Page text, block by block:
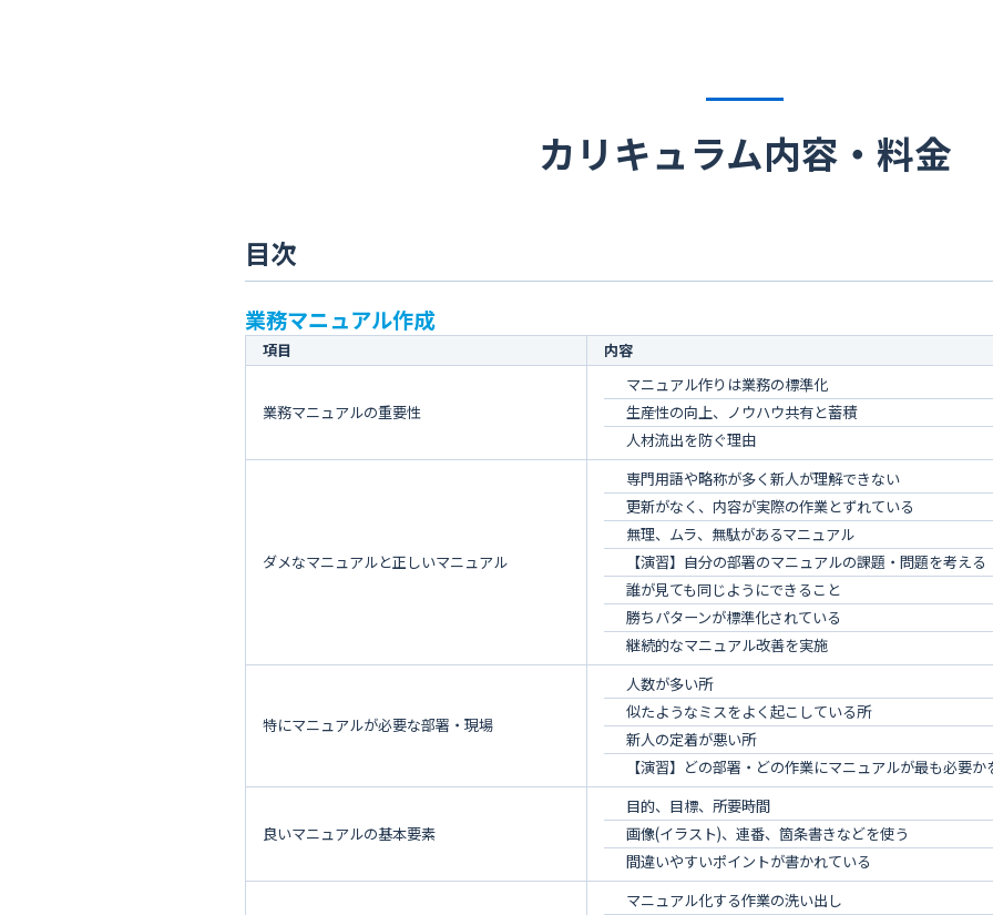
カリキュラム内容・料金
目次
業務マニュアル作成
項目 内容
業務マニュアルの重要性
マニュアル作りは業務の標準化
生産性の向上、ノウハウ共有と蓄積
人材流出を防ぐ理由
ダメなマニュアルと正しいマニュアル
専門用語や略称が多く新人が理解できない
更新がなく、内容が実際の作業とずれている
無理、ムラ、無駄があるマニュアル
【演習】自分の部署のマニュアルの課題・問題を考える
誰が見ても同じようにできること
勝ちパターンが標準化されている
継続的なマニュアル改善を実施
特にマニュアルが必要な部署・現場
人数が多い所
似たようなミスをよく起こしている所
新人の定着が悪い所
【演習】どの部署・どの作業にマニュアルが最も必要か
良いマニュアルの基本要素
目的、目標、所要時間
画像(イラスト)、連番、箇条書きなどを使う
間違いやすいポイントが書かれている
マニュアル化する作業の洗い出し